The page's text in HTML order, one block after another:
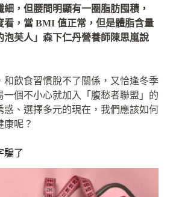
，但腰間明顯有一圈脂肪囤積，
看，當 BMI 值正常，但是體脂含量
泡芙人」森下仁丹營養師陳思嵐說
和飲食習慣脫不了關係，又恰逢冬季
一個不小心就加入「腹愁者聯盟」的
惑、選擇多元的現在，我們應該如何
康呢？
騙了